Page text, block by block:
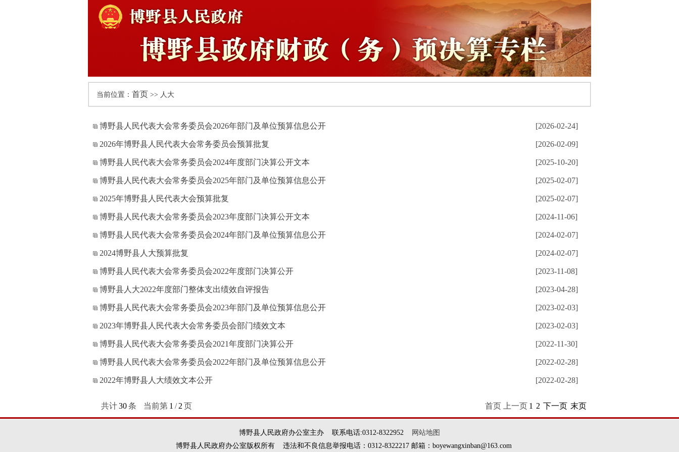
当前位置： 首页 >> 人大
博野县人民代表大会常务委员会2026年部门及单位预算信息公开 [2026-02-24]
2026年博野县人民代表大会常务委员会预算批复 [2026-02-09]
博野县人民代表大会常务委员会2024年度部门决算公开文本 [2025-10-20]
博野县人民代表大会常务委员会2025年部门及单位预算信息公开 [2025-02-07]
2025年博野县人民代表大会预算批复 [2025-02-07]
博野县人民代表大会常务委员会2023年度部门决算公开文本 [2024-11-06]
博野县人民代表大会常务委员会2024年部门及单位预算信息公开 [2024-02-07]
2024博野县人大预算批复 [2024-02-07]
博野县人民代表大会常务委员会2022年度部门决算公开 [2023-11-08]
博野县人大2022年度部门整体支出绩效自评报告 [2023-04-28]
博野县人民代表大会常务委员会2023年部门及单位预算信息公开 [2023-02-03]
2023年博野县人民代表大会常务委员会部门绩效文本 [2023-02-03]
博野县人民代表大会常务委员会2021年度部门决算公开 [2022-11-30]
博野县人民代表大会常务委员会2022年部门及单位预算信息公开 [2022-02-28]
2022年博野县人大绩效文本公开 [2022-02-28]
共计30条 当前第 1 / 2 页 首页 上一页 1 2 下一页 末页
博野县人民政府办公室主办 联系电话:0312-8322952
网站地图
博野县人民政府办公室版权所有 违法和不良信息举报电话：0312-8322217 邮箱：boyewangxinban@163.com